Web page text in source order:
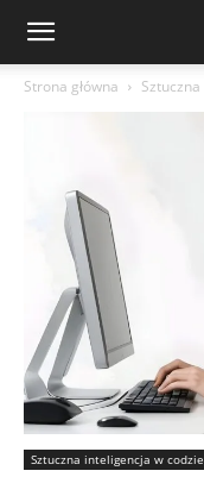
Strona główna
Sztuczna inteligencja w